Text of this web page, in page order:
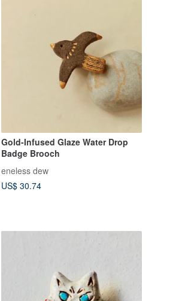
Gold-Infused Glaze Water Drop
Badge Brooch
eneless dew
US$ 30.74